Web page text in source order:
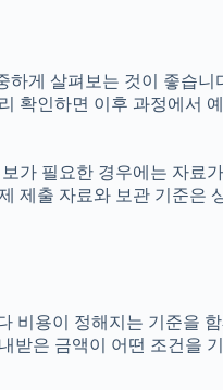
게 살펴보는 것이 좋습
확인하면 이후 과정에서
필요한 경우에는 자료
제출 자료와 보관 기준은
용이 정해지는 기준을
은 금액이 어떤 조건을